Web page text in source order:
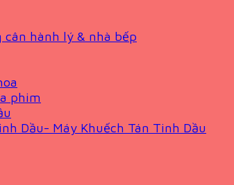
cân hành lý & nhà bếp
phim
Dầu- Máy Khuếch Tán Tinh Dầu